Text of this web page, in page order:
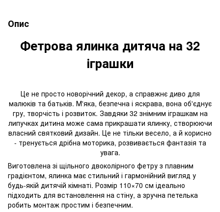
Опис
Фетрова ялинка дитяча на 32
іграшки
Це не просто новорічний декор, а справжнє диво для
малюків та батьків. М'яка, безпечна і яскрава, вона об'єднує
гру, творчість і розвиток. Завдяки 32 знімним іграшкам на
липучках дитина може сама прикрашати ялинку, створюючи
власний святковий дизайн. Це не тільки весело, а й корисно
- тренується дрібна моторика, розвивається фантазія та
увага.
Виготовлена зі щільного двоколірного фетру з плавним
градієнтом, ялинка має стильний і гармонійний вигляд у
будь-якій дитячій кімнаті. Розмір 110×70 см ідеально
підходить для встановлення на стіну, а зручна петелька
робить монтаж простим і безпечним.